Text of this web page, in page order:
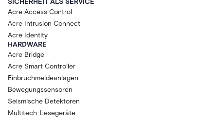
SICHERHEIT ALS SERVICE
Acre Access Control
Acre Intrusion Connect
Acre Identity
HARDWARE
Acre Bridge
Acre Smart Controller
Einbruchmeldeanlagen
Bewegungssensoren
Seismische Detektoren
Multitech-Lesegeräte